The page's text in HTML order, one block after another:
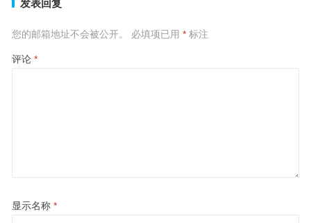
发表回复
您的邮箱地址不会被公开。 必填项已用 *标注
评论 *
显示名称 *